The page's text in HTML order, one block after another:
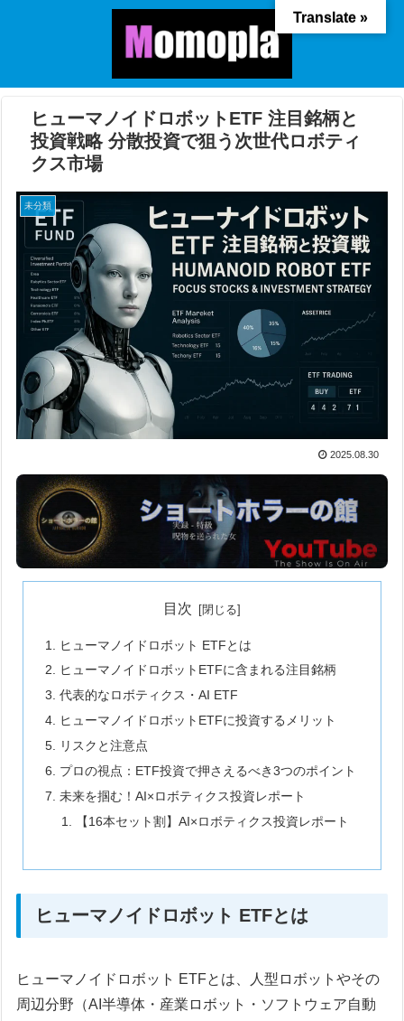
ヒューマノイドロボットETF 注目銘柄と
投資戦略 分散投資で狙う次世代ロボティ
クス市場
未分類
2025.08.30
目次
ヒューマノイドロボット ETFとは
ヒューマノイドロボットETFに含まれる注目銘柄
代表的なロボティクス・AI ETF
ヒューマノイドロボットETFに投資するメリット
リスクと注意点
プロの視点：ETF投資で押さえるべき3つのポイント
未来を掴む！AI×ロボティクス投資レポート
【16本セット割】AI×ロボティクス投資レポート
ヒューマノイドロボット ETFとは
ヒューマノイドロボット ETFとは、人型ロボットやその
周辺分野（AI半導体・産業ロボット・ソフトウェア自動
Translate »